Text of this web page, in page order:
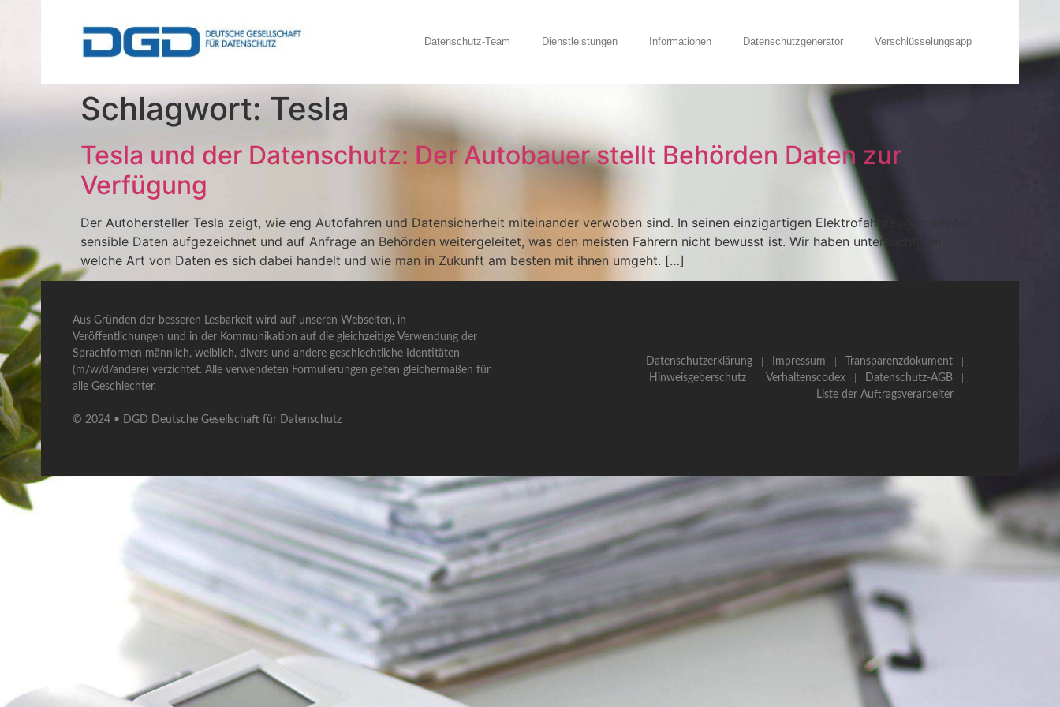
Datenschutz-Team Dienstleistungen Informationen Datenschutzgenerator Verschlüsselungsapp
Schlagwort: Tesla
Tesla und der Datenschutz: Der Autobauer stellt Behörden Daten zur
Verfügung
Der Autohersteller Tesla zeigt, wie eng Autofahren und Datensicherheit miteinander verwoben sind. In seinen einzigartigen Elektrofahrzeugen werden
sensible Daten aufgezeichnet und auf Anfrage an Behörden weitergeleitet, was den meisten Fahrern nicht bewusst ist. Wir haben untersucht, um
welche Art von Daten es sich dabei handelt und wie man in Zukunft am besten mit ihnen umgeht. […]
Aus Gründen der besseren Lesbarkeit wird auf unseren Webseiten, in
Veröffentlichungen und in der Kommunikation auf die gleichzeitige Verwendung der
Sprachformen männlich, weiblich, divers und andere geschlechtliche Identitäten
(m/w/d/andere) verzichtet. Alle verwendeten Formulierungen gelten gleichermaßen für
alle Geschlechter.
© 2024 • DGD Deutsche Gesellschaft für Datenschutz
Datenschutzerklärung Impressum
Transparenzdokument
Hinweisgeberschutz
Verhaltenscodex
Datenschutz-AGB
Liste der Auftragsverarbeiter